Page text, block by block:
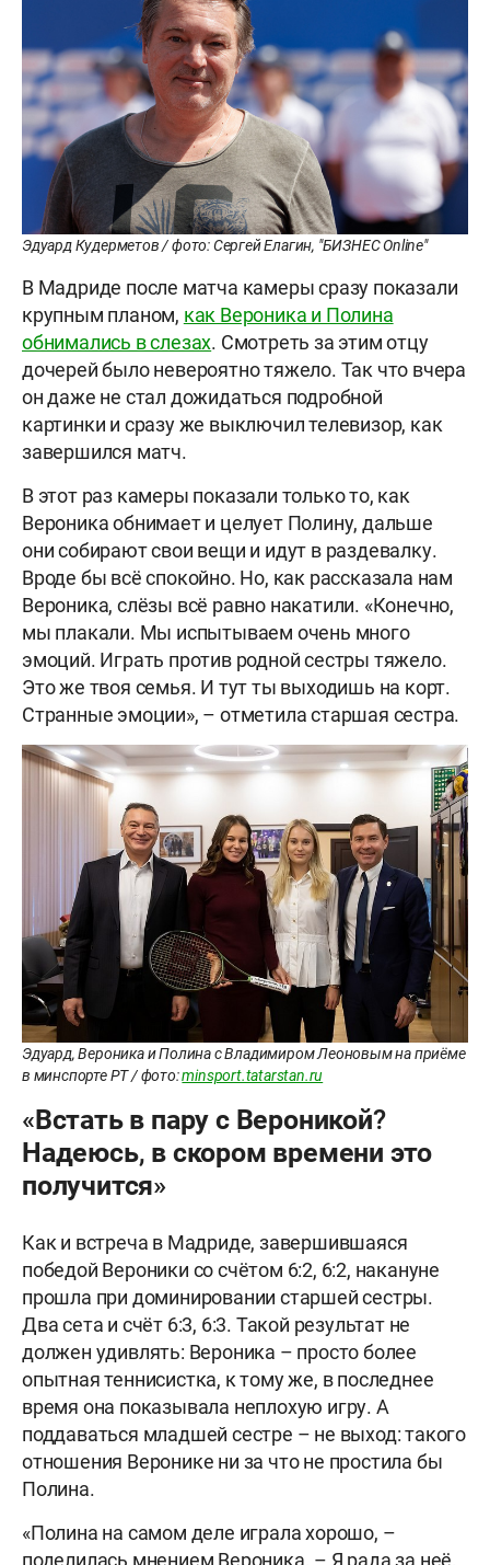
Эдуард Кудерметов / фото: Сергей Елагин, "БИЗНЕС Online"
В Мадриде после матча камеры сразу показали
крупным планом, как Вероника и Полина
обнимались в слезах. Смотреть за этим отцу
дочерей было невероятно тяжело. Так что вчера
он даже не стал дожидаться подробной
картинки и сразу же выключил телевизор, как
завершился матч.
В этот раз камеры показали только то, как
Вероника обнимает и целует Полину, дальше
они собирают свои вещи и идут в раздевалку.
Вроде бы всё спокойно. Но, как рассказала нам
Вероника, слёзы всё равно накатили. «Конечно,
мы плакали. Мы испытываем очень много
эмоций. Играть против родной сестры тяжело.
Это же твоя семья. И тут ты выходишь на корт.
Странные эмоции», – отметила старшая сестра.
Эдуард, Вероника и Полина с Владимиром Леоновым на приёме
в минспорте РТ / фото:minsport.tatarstan.ru
«Встать в пару с Вероникой?
Надеюсь, в скором времени это
получится»
Как и встреча в Мадриде, завершившаяся
победой Вероники со счётом 6:2, 6:2, накануне
прошла при доминировании старшей сестры.
Два сета и счёт 6:3, 6:3. Такой результат не
должен удивлять: Вероника – просто более
опытная теннисистка, к тому же, в последнее
время она показывала неплохую игру. А
поддаваться младшей сестре – не выход: такого
отношения Веронике ни за что не простила бы
Полина.
«Полина на самом деле играла хорошо, –
поделилась мнением Вероника. – Я рада за неё.